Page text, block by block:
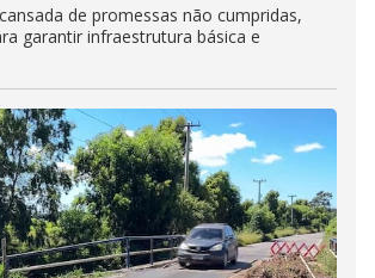
de promessas não cumpridas,
garantir infraestrutura básica e